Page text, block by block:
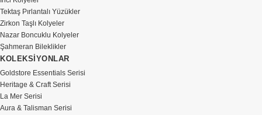
Tektaş Pırlantalı Yüzükler
Zirkon Taşlı Kolyeler
Nazar Boncuklu Kolyeler
Şahmeran Bileklikler
KOLEKSİYONLAR
Goldstore Essentials Serisi
Heritage & Craft Serisi
La Mer Serisi
Aura & Talisman Serisi